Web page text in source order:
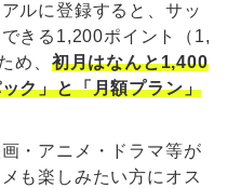
ルに登録すると、サッ
きる1,200ポイント（1,
め、 初月はなんと1,400
ク」と「月額プラン」
・アニメ・ドラマ等が
も楽しみたい方にオス